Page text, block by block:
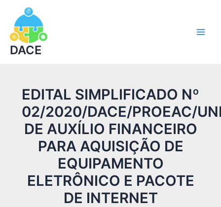
conteúdo
DACE
EDITAL SIMPLIFICADO Nº
02/2020/DACE/PROEAC/
DE AUXÍLIO FINANCEIRO
PARA AQUISIÇÃO DE
EQUIPAMENTO
ELETRÔNICO E PACOTE
DE INTERNET